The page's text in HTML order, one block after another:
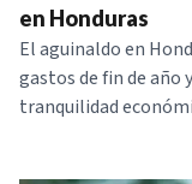
en Honduras
El aguinaldo en
gastos de fin de año
tranquilidad